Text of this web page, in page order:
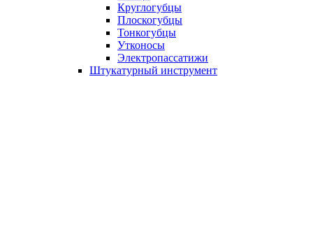
Круглогубцы
Плоскогубцы
Тонкогубцы
Утконосы
Электропассатижи
Штукатурный инструмент